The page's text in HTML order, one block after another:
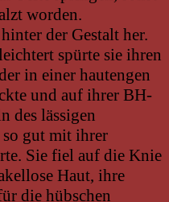
worden.
der Gestalt her.
spürte sie ihren
in einer hautengen
und auf ihrer BH-
des lässigen
so gut mit ihrer
Sie fiel auf die Knie
Haut, ihre
die hübschen